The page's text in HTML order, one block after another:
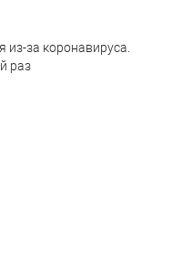
за коронавируса.
раз